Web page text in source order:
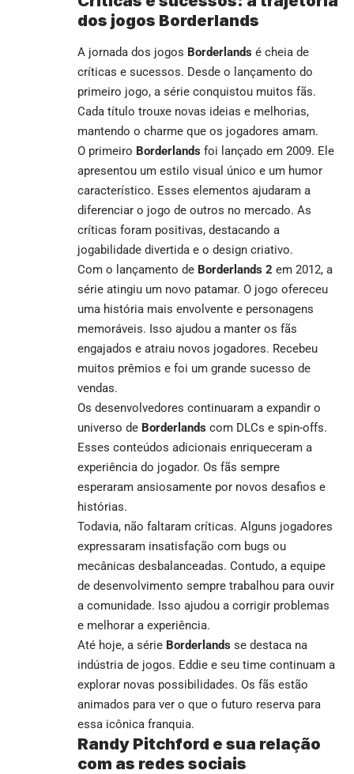
dos jogos Borderlands
A jornada dos jogos Borderlands é cheia de
críticas e sucessos. Desde o lançamento do
primeiro jogo, a série conquistou muitos fãs.
Cada título trouxe novas ideias e melhorias,
mantendo o charme que os jogadores amam.
O primeiro Borderlands foi lançado em 2009. Ele
apresentou um estilo visual único e um humor
característico. Esses elementos ajudaram a
diferenciar o jogo de outros no mercado. As
críticas foram positivas, destacando a
jogabilidade divertida e o design criativo.
Com o lançamento de Borderlands 2 em 2012, a
série atingiu um novo patamar. O jogo ofereceu
uma história mais envolvente e personagens
memoráveis. Isso ajudou a manter os fãs
engajados e atraiu novos jogadores. Recebeu
muitos prêmios e foi um grande sucesso de
vendas.
Os desenvolvedores continuaram a expandir o
universo de Borderlands com DLCs e spin-offs.
Esses conteúdos adicionais enriqueceram a
experiência do jogador. Os fãs sempre
esperaram ansiosamente por novos desafios e
histórias.
Todavia, não faltaram críticas. Alguns jogadores
expressaram insatisfação com bugs ou
mecânicas desbalanceadas. Contudo, a equipe
de desenvolvimento sempre trabalhou para ouvir
a comunidade. Isso ajudou a corrigir problemas
e melhorar a experiência.
Até hoje, a série Borderlands se destaca na
indústria de jogos. Eddie e seu time continuam a
explorar novas possibilidades. Os fãs estão
animados para ver o que o futuro reserva para
essa icônica franquia.
Randy Pitchford e sua relação
com as redes sociais